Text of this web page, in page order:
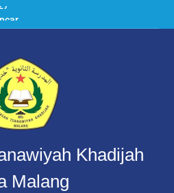
Penuh
Malang
MTs
Tahun
Khadijah
Malang